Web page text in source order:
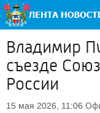
Владимир
съезде
России
15 мая 2026, 11:06